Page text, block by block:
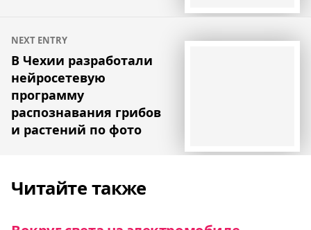
NEXT ENTRY
В Чехии разработали
нейросетевую
программу
распознавания грибов
и растений по фото
Читайте также